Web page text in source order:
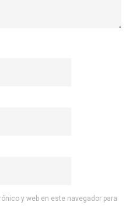
y web en este navegador para